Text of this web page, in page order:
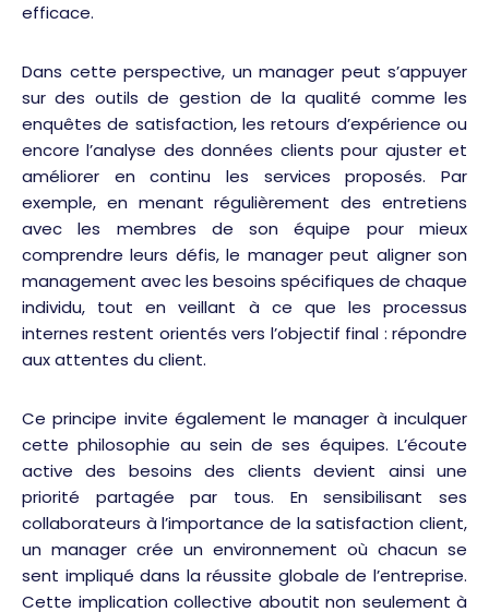
efficace.
Dans cette perspective, un manager peut s’appuyer
sur des outils de gestion de la qualité comme les
enquêtes de satisfaction, les retours d’expérience ou
encore l’analyse des données clients pour ajuster et
améliorer en continu les services proposés. Par
exemple, en menant régulièrement des entretiens
avec les membres de son équipe pour mieux
comprendre leurs défis, le manager peut aligner son
management avec les besoins spécifiques de chaque
individu, tout en veillant à ce que les processus
internes restent orientés vers l’objectif final : répondre
aux attentes du client.
Ce principe invite également le manager à inculquer
cette philosophie au sein de ses équipes. L’écoute
active des besoins des clients devient ainsi une
priorité partagée par tous. En sensibilisant ses
collaborateurs à l’importance de la satisfaction client,
un manager crée un environnement où chacun se
sent impliqué dans la réussite globale de l’entreprise.
Cette implication collective aboutit non seulement à